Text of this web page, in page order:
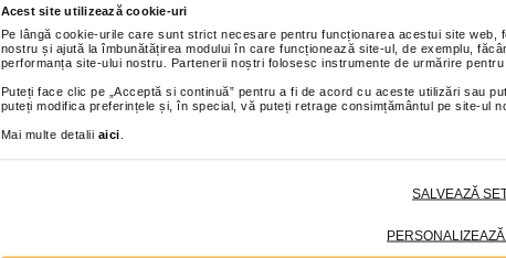
Acest site utilizează cookie-uri
Pe lângă cookie-urile care sunt strict necesare pentru funcționarea acestui site
nostru și ajută la îmbunătățirea modului în care funcționează site-ul, de exemplu,
performanța site-ului nostru. Partenerii noștri folosesc instrumente de urmărire
Puteți face clic pe „Acceptă si continuă” pentru a fi de acord cu aceste utilizări sau
puteți modifica preferințele și, în special, vă puteți retrage consimțământul pe site-ul
Mai multe detalii aici
SALVEAZĂ
medical, o suspensie gata de
utilizare, disponibila intr-un…
contine: Ingredient |…
Plătești 2, primești 3 Plătești 2,
Adora – Adorabili
din prima clipa
Seturi cadou
Baylis&Harding